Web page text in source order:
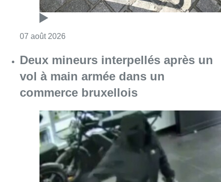
07 août 2026
Deux mineurs interpellés après un
vol à main armée dans un
commerce bruxellois